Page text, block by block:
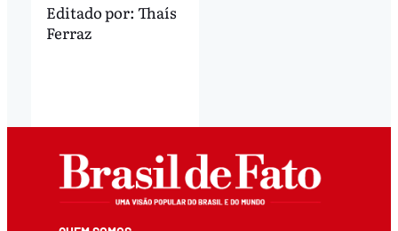
Editado por: Thaís
Ferraz